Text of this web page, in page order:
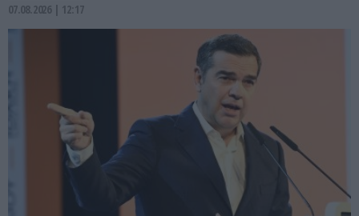
07.08.2026 | 12:17